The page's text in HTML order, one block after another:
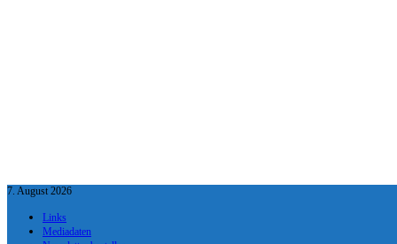
7. August 2026
Links
Mediadaten